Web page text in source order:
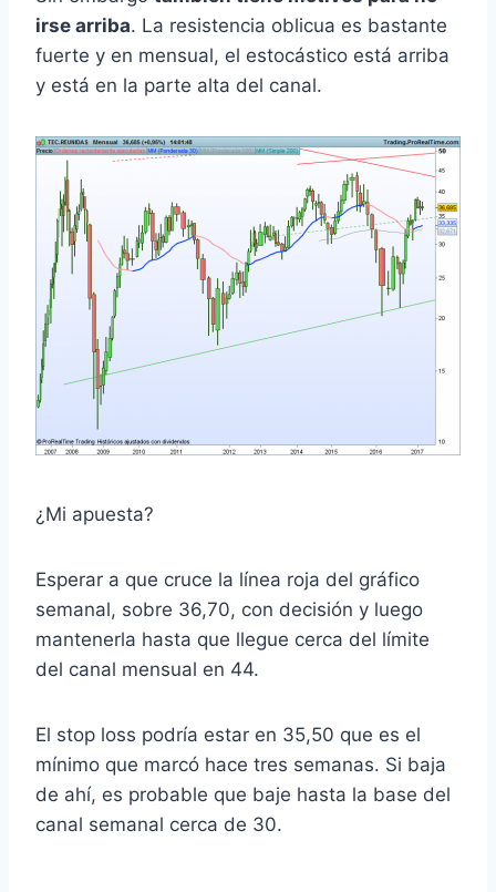
irse arriba. La resistencia oblicua es bastante
fuerte y en mensual, el estocástico está arriba
y está en la parte alta del canal.
¿Mi apuesta?
Esperar a que cruce la línea roja del gráfico
semanal, sobre 36,70, con decisión y luego
mantenerla hasta que llegue cerca del límite
del canal mensual en 44.
El stop loss podría estar en 35,50 que es el
mínimo que marcó hace tres semanas. Si baja
de ahí, es probable que baje hasta la base del
canal semanal cerca de 30.